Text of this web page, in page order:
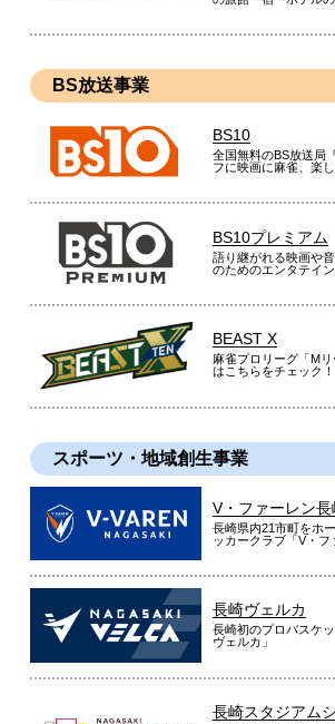
BS放送事業
BS10
全国無料のBS放送局
フに映画に麻雀、楽
BS10プレミアム
語り継がれる映画や
のためのエンタテイ
BEAST X
麻雀プロリーグ「M
はこちらをチェック！
スポーツ・地域創生事業
V・ファーレン長
長崎県内21市町をホ
ッカークラブ「V・フ
長崎ヴェルカ
長崎初のプロバスケ
ヴェルカ」
長崎スタジアム